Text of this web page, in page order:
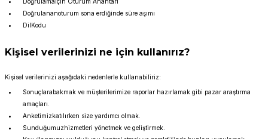
Doğrulananoturum sona erdiğinde süre aşımı
DilKodu
Kişisel verilerinizi ne için kullanırız?
Kişisel verilerinizi aşağıdaki nedenlerle kullanabiliriz:
Sonuçlarabakmak ve müşterilerimize raporlar hazırlamak gibi pazar araştırma
amaçları.
Anketimizkatılırken size yardımcı olmak.
Sunduğumuzhizmetleri yönetmek ve geliştirmek.